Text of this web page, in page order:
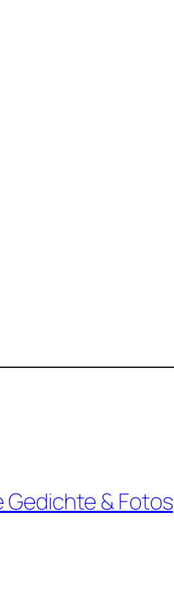
Gedichte & Fotos